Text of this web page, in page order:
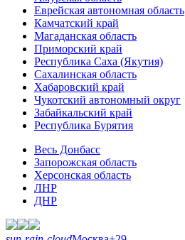
Еврейская автономная область
Камчатский край
Магаданская область
Приморский край
Республика Саха (Якутия)
Сахалинская область
Хабаровский край
Чукотский автономный округ
Забайкальский край
Республика Бурятия
Весь Донбасс
Запорожская область
Херсонская область
ЛНР
ДНР